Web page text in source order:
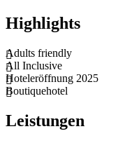
Highlights
Adults friendly
All Inclusive
Hoteleröffnung 2025
Boutiquehotel
Leistungen